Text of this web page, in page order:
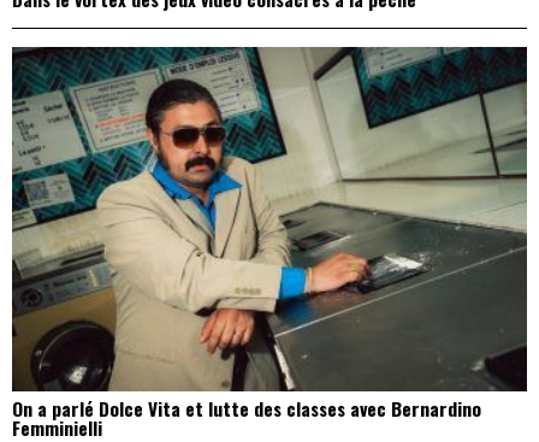
On a parlé Dolce Vita et lutte des classes avec Bernardino
Femminielli